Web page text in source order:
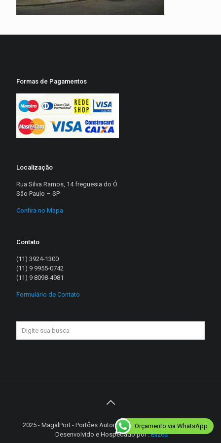
Formas de Pagamentos
Localização
Rua Silva Ramos, 14 freguesia do Ó
São Paulo – SP
Confira no Mapa
Contato
(11) 3924-1300
(11) 9 9955-0742
(11) 9 8098-4981
Formulário de Contato
2025 - MagalPort - Portões Automáticos - Diretos reservados |
Desenvolvido e Hospedado por :Elizeu
Orçamento via WhatsApp